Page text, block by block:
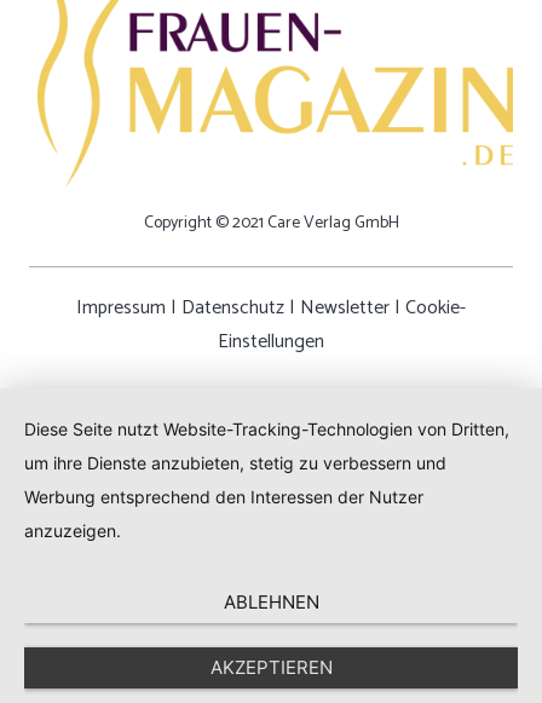
Copyright © 2021 Care Verlag GmbH
Impressum | Datenschutz| Newsletter| Cookie-
Einstellungen
Diese Seite nutzt Website-Tracking-Technologien von Dritten,
um ihre Dienste anzubieten, stetig zu verbessern und
Werbung entsprechend den Interessen der Nutzer
anzuzeigen.
ABLEHNEN
AKZEPTIEREN